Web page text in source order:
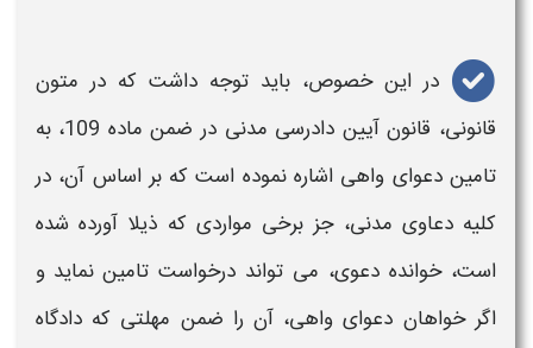
در این خصوص، باید توجه داشت که در متون
قانونی، قانون آیین دادرسی مدنی در ضمن ماده 109، به
تامین دعوای واهی اشاره نموده است که بر اساس آن، در
کلیه دعاوی مدنی، جز برخی مواردی که ذیلا آورده شده
است، خوانده دعوی، می تواند درخواست تامین نماید و
اگر خواهان دعوای واهی، آن را ضمن مهلتی که دادگاه